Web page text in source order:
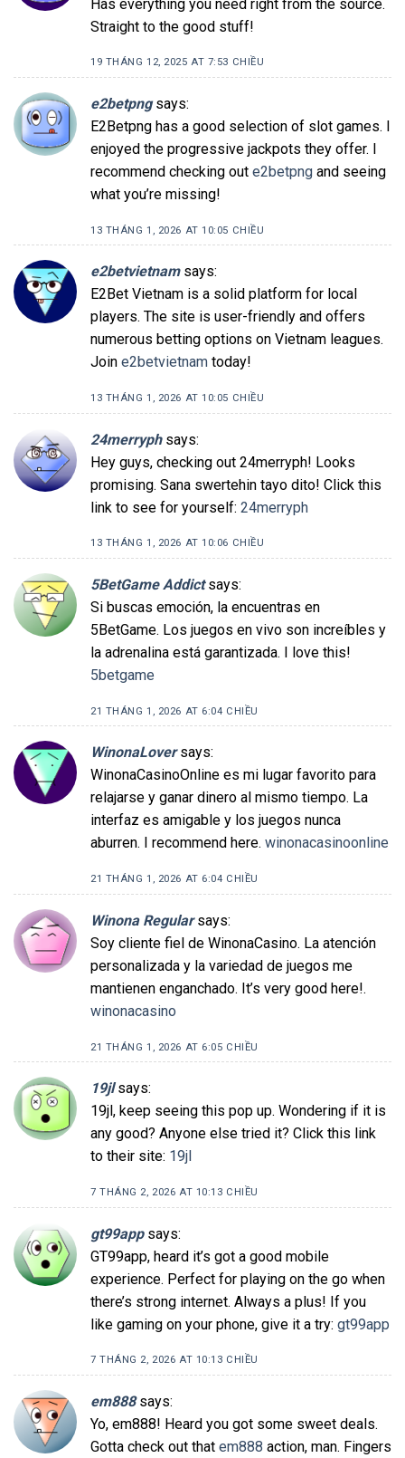
Has everything you need right from the source.
Straight to the good stuff!
19 THÁNG 12, 2025 AT 7:53 CHIỀU
e2betpng says:
E2Betpng has a good selection of slot games. I
enjoyed the progressive jackpots they offer. I
recommend checking out e2betpng and seeing
what you’re missing!
13 THÁNG 1, 2026 AT 10:05 CHIỀU
e2betvietnam says:
E2Bet Vietnam is a solid platform for local
players. The site is user-friendly and offers
numerous betting options on Vietnam leagues.
Join e2betvietnam today!
13 THÁNG 1, 2026 AT 10:05 CHIỀU
24merryph says:
Hey guys, checking out 24merryph! Looks
promising. Sana swertehin tayo dito! Click this
link to see for yourself: 24merryph
13 THÁNG 1, 2026 AT 10:06 CHIỀU
5BetGame Addict says:
Si buscas emoción, la encuentras en
5BetGame. Los juegos en vivo son increíbles y
la adrenalina está garantizada. I love this!
5betgame
21 THÁNG 1, 2026 AT 6:04 CHIỀU
WinonaLover says:
WinonaCasinoOnline es mi lugar favorito para
relajarse y ganar dinero al mismo tiempo. La
interfaz es amigable y los juegos nunca
aburren. I recommend here. winonacasinoonline
21 THÁNG 1, 2026 AT 6:04 CHIỀU
Winona Regular says:
Soy cliente fiel de WinonaCasino. La atención
personalizada y la variedad de juegos me
mantienen enganchado. It’s very good here!.
winonacasino
21 THÁNG 1, 2026 AT 6:05 CHIỀU
19jl says:
19jl, keep seeing this pop up. Wondering if it is
any good? Anyone else tried it? Click this link
to their site: 19jl
7 THÁNG 2, 2026 AT 10:13 CHIỀU
gt99app says:
GT99app, heard it’s got a good mobile
experience. Perfect for playing on the go when
there’s strong internet. Always a plus! If you
like gaming on your phone, give it a try: gt99app
7 THÁNG 2, 2026 AT 10:13 CHIỀU
em888 says:
Yo, em888! Heard you got some sweet deals.
Gotta check out that em888 action, man. Fingers